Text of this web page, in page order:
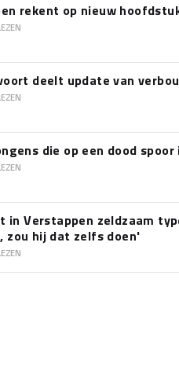
rekent op nieuw
deelt update van
die op een dood
in Verstappen zeldzaam
zou hij dat zelfs doen'